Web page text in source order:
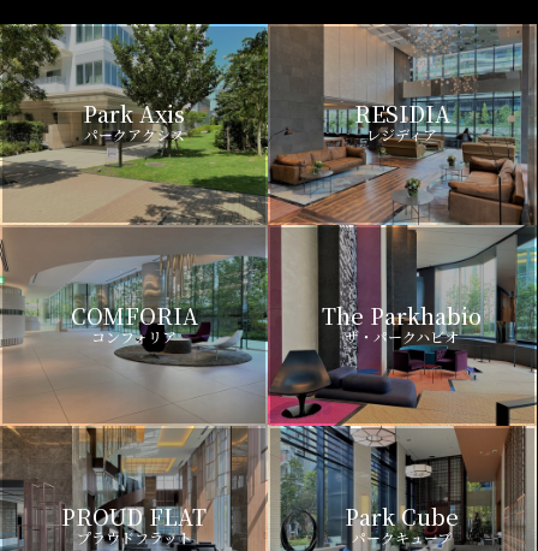
Park Axis
パークアクシス
RESIDIA
レジディア
COMFORIA
コンフォリア
The Parkhabio
ザ・パークハビオ
PROUD FLAT
プラウドフラット
Park Cube
パークキューブ